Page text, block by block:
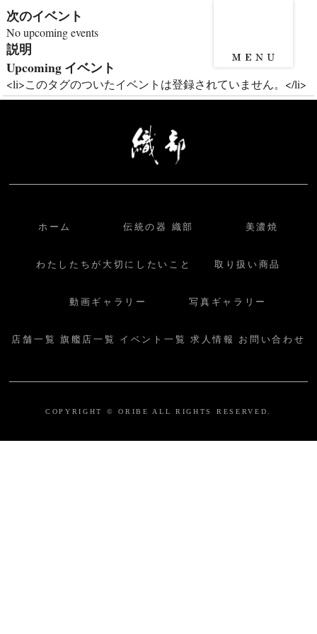
次のイベント
No upcoming events
説明
Upcoming イベント
<li>このタグのついたイベントは登録されていません。</li>
ホーム 伝統の器 織部 美濃焼
わたしたちが大切にしたいこと 取り扱い商品
動画ギャラリー 写真ギャラリー
店舗一覧 旗艦店一覧 イベント一覧 求人情報 お問い合わせ
COPYRIGHT © ORIBE ALL RIGHTS RESERVED.